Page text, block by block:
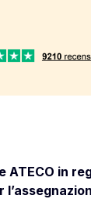
ATECO in